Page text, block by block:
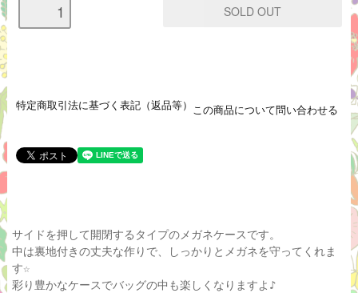
特定商取引法に基づく表記（返品等） この商品について問い合わせる
サイドを押して開閉するタイプのメガネケースです。
中は裏地付きの丈夫な作りで、しっかりとメガネを守ってくれま
す☆
彩り豊かなケースでバッグの中も楽しくなりますよ♪